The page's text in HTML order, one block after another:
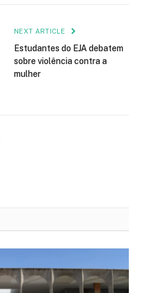
NEXT ARTICLE
Estudantes do EJA debatem
sobre violência contra a
mulher